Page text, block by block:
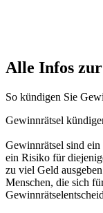
Alle Infos
So kündigen Sie
Gewinnrätsel
Gewinnrätsel sind ein
ein Risiko für
zu viel Geld
Menschen, die sich